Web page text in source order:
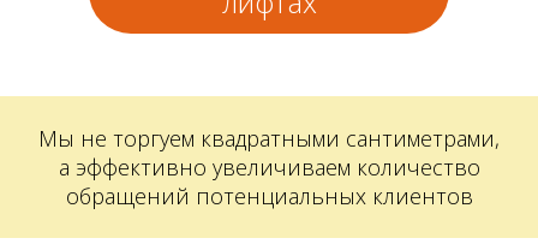
Мы не торгуем квадратными сантиметрами,
а эффективно увеличиваем количество
обращений потенциальных клиентов